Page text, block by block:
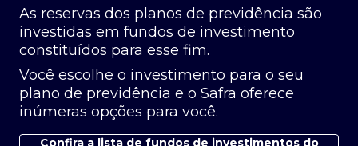
As reservas dos planos de previdência são
investidas em fundos de investimento
constituídos para esse fim.
Você escolhe o investimento para o seu
plano de previdência e o Safra oferece
inúmeras opções para você.
Confira a lista de fundos de investimentos do